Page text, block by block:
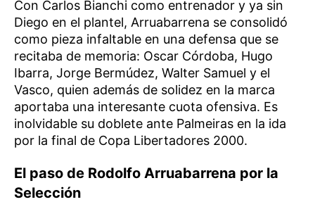
Con Carlos Bianchi como entrenador y ya sin
Diego en el plantel, Arruabarrena se consolidó
como pieza infaltable en una defensa que se
recitaba de memoria: Oscar Córdoba, Hugo
Ibarra, Jorge Bermúdez, Walter Samuel y el
Vasco, quien además de solidez en la marca
aportaba una interesante cuota ofensiva. Es
inolvidable su doblete ante Palmeiras en la ida
por la final de Copa Libertadores 2000.
El paso de Rodolfo Arruabarrena por la
Selección